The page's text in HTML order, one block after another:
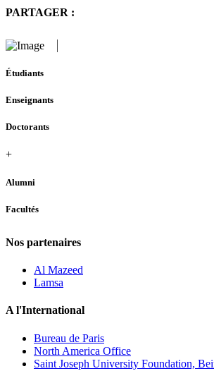
PARTAGER :
Étudiants
Enseignants
Doctorants
+
Alumni
Facultés
Nos partenaires
Al Mazeed
Lamsa
A l'International
Bureau de Paris
North America Office
Saint Joseph University Foundation,